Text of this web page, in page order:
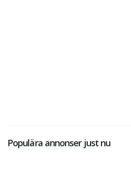
Populära annonser just nu